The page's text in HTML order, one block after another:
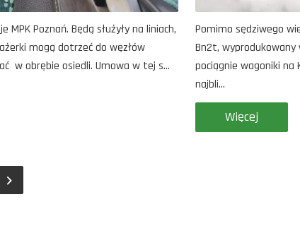
MPK Poznań. Będą służyły na liniach,
mogą dotrzeć do węzłów
w obrębie osiedli. Umowa w tej s...
Pomimo sędziwego
Bn2t, wyprodukowany
pociągnie wagoniki na
najbli...
Więcej